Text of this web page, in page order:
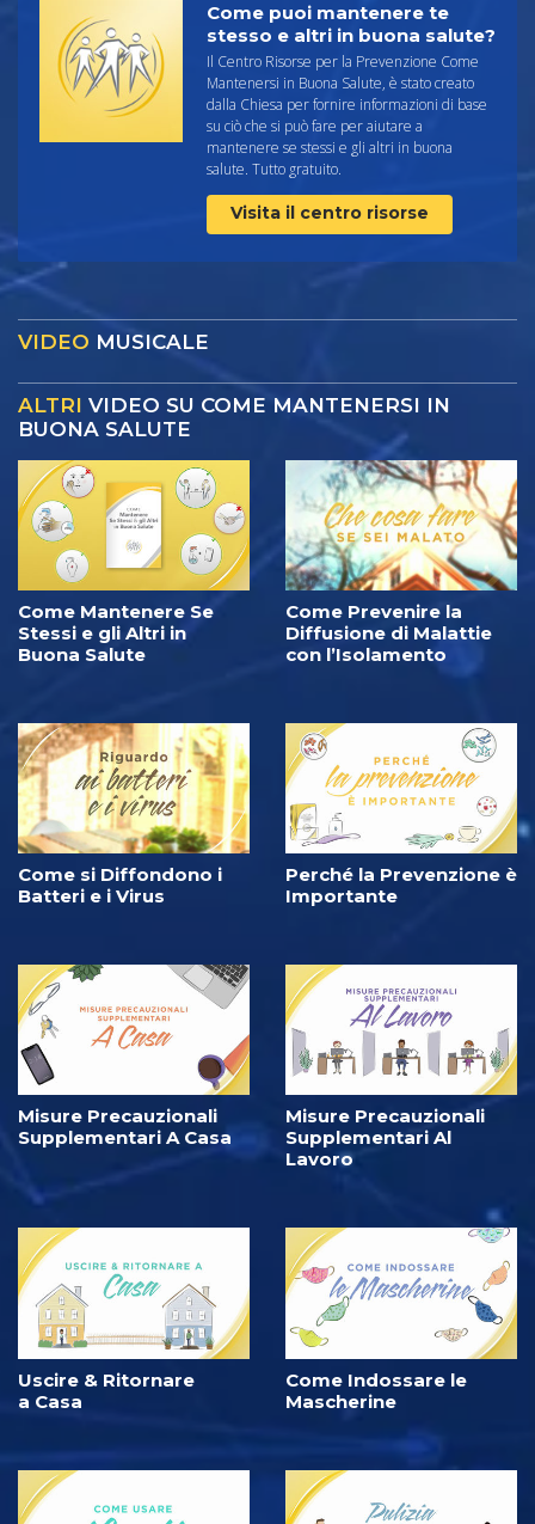
Come puoi mantenere te
stesso e altri in buona salute?
Il Centro Risorse per la Prevenzione Come
Mantenersi in Buona Salute, è stato creato
dalla Chiesa per fornire informazioni di base
su ciò che si può fare per aiutare a
mantenere se stessi e gli altri in buona
salute. Tutto gratuito.
Visita il centro risorse
VIDEO MUSICALE
ALTRI VIDEO SU COME MANTENERSI IN
BUONA SALUTE
Come Mantenere Se
Stessi e gli Altri in
Buona Salute
Come Prevenire la
Diffusione di Malattie
con l’Isolamento
Come si Diffondono i
Batteri e i Virus
Perché la Prevenzione è
Importante
Misure Precauzionali
Supplementari A Casa
Misure Precauzionali
Supplementari Al
Lavoro
Uscire & Ritornare
a Casa
Come Indossare le
Mascherine